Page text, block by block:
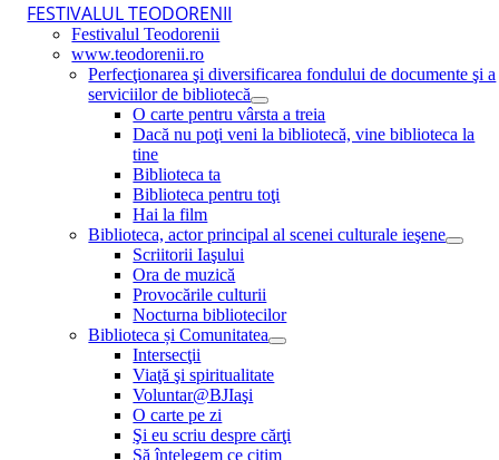
FESTIVALUL TEODORENII
Festivalul Teodorenii
www.teodorenii.ro
Perfecţionarea şi diversificarea fondului de documente şi a
serviciilor de bibliotecă
O carte pentru vârsta a treia
Dacă nu poţi veni la bibliotecă, vine biblioteca la
tine
Biblioteca ta
Biblioteca pentru toţi
Hai la film
Biblioteca, actor principal al scenei culturale ieşene
Scriitorii Iaşului
Ora de muzică
Provocările culturii
Nocturna bibliotecilor
Biblioteca și Comunitatea
Intersecţii
Viaţă şi spiritualitate
Voluntar@BJIaşi
O carte pe zi
Şi eu scriu despre cărţi
Să înţelegem ce citim